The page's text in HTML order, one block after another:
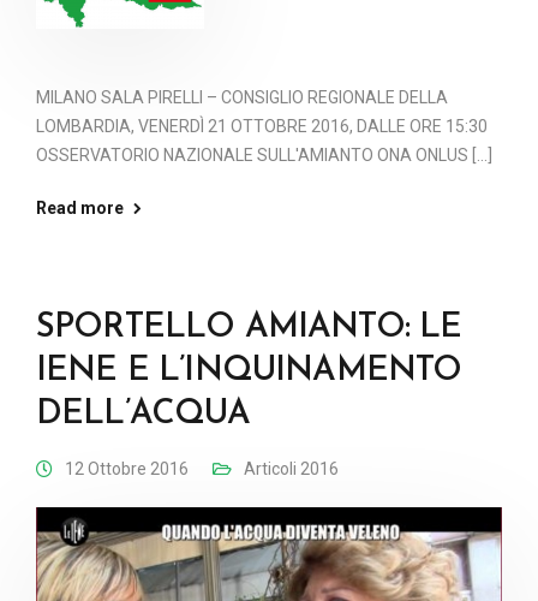
MILANO SALA PIRELLI – CONSIGLIO REGIONALE DELLA
LOMBARDIA, VENERDÌ 21 OTTOBRE 2016, DALLE ORE 15:30
OSSERVATORIO NAZIONALE SULL'AMIANTO ONA ONLUS [...]
Read more
SPORTELLO AMIANTO: LE
IENE E L’INQUINAMENTO
DELL’ACQUA
12 Ottobre 2016 Articoli 2016